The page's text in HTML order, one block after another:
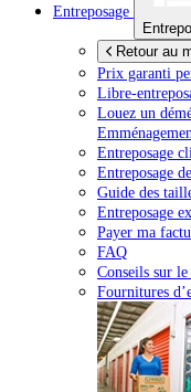
Entreposage
Retour au
Prix garanti
Libre-
Louez un
Entreposage
Entreposage
Guide des
Entreposage
Payer ma
FAQ
Conseils sur
Fournitures